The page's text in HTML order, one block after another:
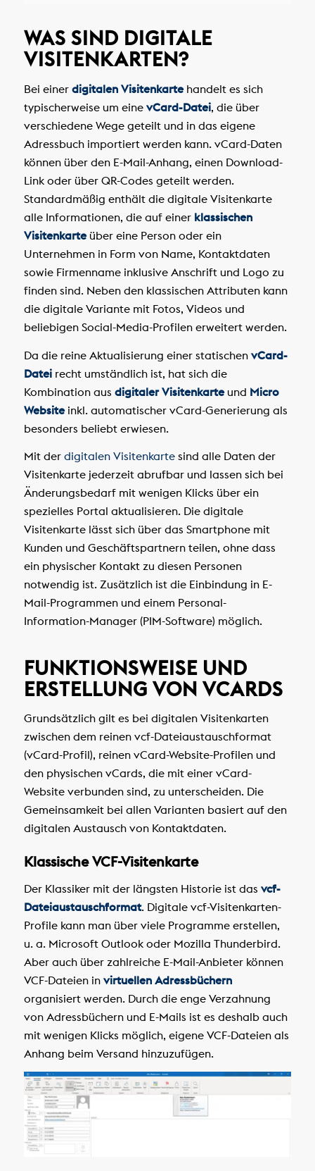
WAS SIND DIGITALE
VISITENKARTEN?
Bei einer digitalen Visitenkartehandelt es sich
typischerweise um eine vCard-Datei, die über
verschiedene Wege geteilt und in das eigene
Adressbuch importiert werden kann. vCard-Daten
können über den E-Mail-Anhang, einen Download-
Link oder über QR-Codes geteilt werden.
Standardmäßig enthält die digitale Visitenkarte
alle Informationen, die auf einer klassischen
Visitenkarteüber eine Person oder ein
Unternehmen in Form von Name, Kontaktdaten
sowie Firmenname inklusive Anschrift und Logo zu
finden sind. Neben den klassischen Attributen kann
die digitale Variante mit Fotos, Videos und
beliebigen Social-Media-Profilen erweitert werden.
Da die reine Aktualisierung einer statischen vCard-
Dateirecht umständlich ist, hat sich die
Kombination aus digitaler Visitenkarteund Micro
Websiteinkl. automatischer vCard-Generierung als
besonders beliebt erwiesen.
Mit der digitalen Visitenkartesind alle Daten der
Visitenkarte jederzeit abrufbar und lassen sich bei
Änderungsbedarf mit wenigen Klicks über ein
spezielles Portal aktualisieren. Die digitale
Visitenkarte lässt sich über das Smartphone mit
Kunden und Geschäftspartnern teilen, ohne dass
ein physischer Kontakt zu diesen Personen
notwendig ist. Zusätzlich ist die Einbindung in E-
Mail-Programmen und einem Personal-
Information-Manager (PIM-Software) möglich.
FUNKTIONSWEISE UND
ERSTELLUNG VON VCARDS
Grundsätzlich gilt es bei digitalen Visitenkarten
zwischen dem reinen vcf-Dateiaustauschformat
(vCard-Profil), reinen vCard-Website-Profilen und
den physischen vCards, die mit einer vCard-
Website verbunden sind, zu unterscheiden. Die
Gemeinsamkeit bei allen Varianten basiert auf den
digitalen Austausch von Kontaktdaten.
Klassische VCF-Visitenkarte
Der Klassiker mit der längsten Historie ist das vcf-
Dateiaustauschformat. Digitale vcf-Visitenkarten-
Profile kann man über viele Programme erstellen,
u. a. Microsoft Outlook oder Mozilla Thunderbird.
Aber auch über zahlreiche E-Mail-Anbieter können
VCF-Dateien in virtuellen Adressbüchern
organisiert werden. Durch die enge Verzahnung
von Adressbüchern und E-Mails ist es deshalb auch
mit wenigen Klicks möglich, eigene VCF-Dateien als
Anhang beim Versand hinzuzufügen.